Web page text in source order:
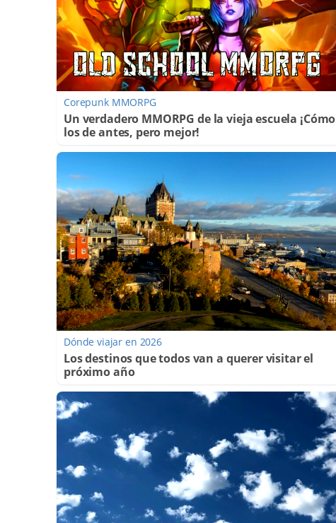
Corepunk MMORPG
Un verdadero MMORPG de la vieja escuela ¡Cómo
los de antes, pero mejor!
Dónde viajar en 2026
Los destinos que todos van a querer visitar el
próximo año